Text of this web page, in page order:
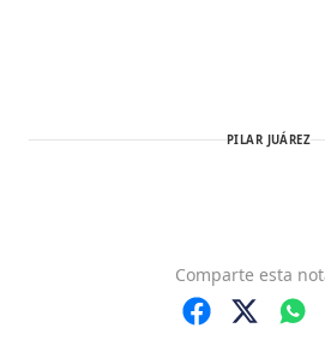
PILAR JUÁREZ
Comparte esta